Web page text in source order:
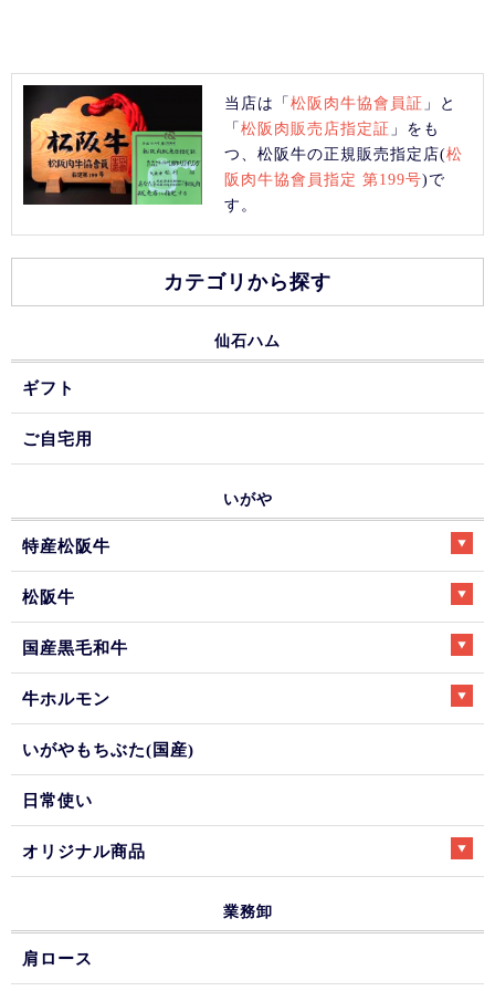
当店は「松阪肉牛協會員証 」と
「松阪肉販売店指定証 」をも
つ、松阪牛の正規販売指定店(松
阪肉牛協會員指定 第199号)で
す。
カテゴリから探す
仙石ハム
ギフト
ご自宅用
いがや
特産松阪牛
松阪牛
国産黒毛和牛
牛ホルモン
いがやもちぶた(国産)
日常使い
オリジナル商品
業務卸
肩ロース